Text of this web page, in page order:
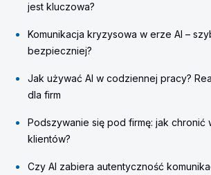
jest kluczowa?
Komunikacja kryzysowa w erze AI –
bezpieczniej?
Jak używać AI w codziennej pracy?
dla firm
Podszywanie się pod firmę: jak chronić
klientów?
Czy AI zabiera autentyczność